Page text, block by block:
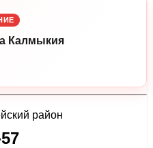
Калмыкия
район